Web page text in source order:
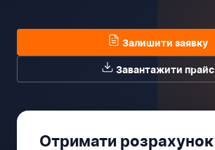
Залишити заявку
Завантажити прайс
Отримати розрахунок